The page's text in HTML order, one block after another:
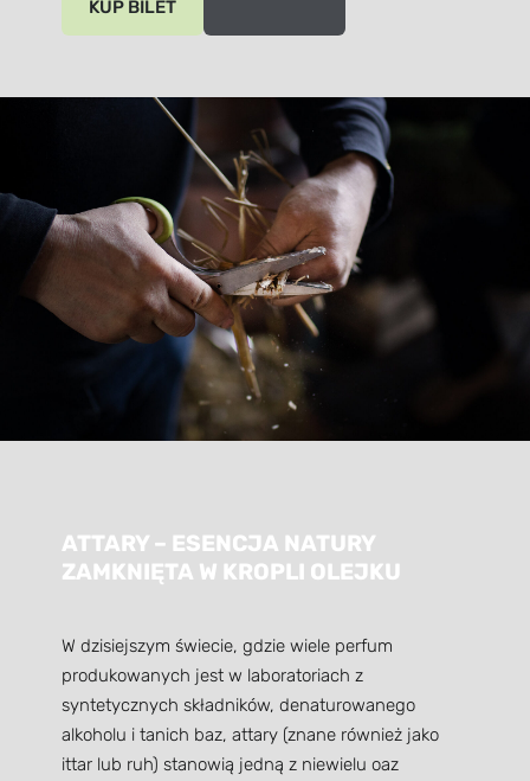
​KUP BILET​
ATTARY – ESENCJA NATURY
ZAMKNIĘTA W KROPLI OLEJKU
W dzisiejszym świecie, gdzie wiele perfum
produkowanych jest w laboratoriach z
syntetycznych składników, denaturowanego
alkoholu i tanich baz, attary (znane również jako
ittar lub ruh) stanowią jedną z niewielu oaz